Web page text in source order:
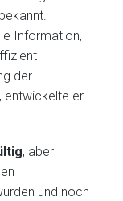
bekannt.
Information,
der
entwickelte er
, aber
und noch